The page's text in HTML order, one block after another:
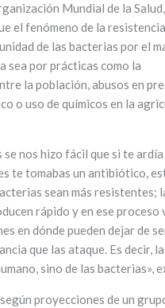
Mundial de la
el fenómeno de la
de las bacterias por el
sea por prácticas como la
la población, abusos en
o uso de químicos en la
se nos hizo fácil que si te ardía
te tomabas un antibiótico,
sean más resistentes;
rápido y en ese proceso
en dónde pueden dejar de
que las ataque. Es decir,
sino de las bacterias»,
proyecciones de un